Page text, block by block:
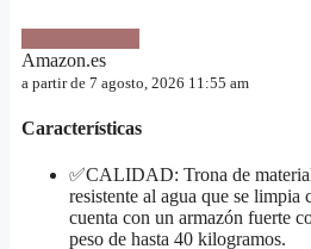
Amazon.es
a partir de 7 agosto, 2026 11:55 am
Características
✅CALIDAD: Trona de
resistente al agua que se limpia
cuenta con un armazón fuerte
peso de hasta 40 kilogramos.